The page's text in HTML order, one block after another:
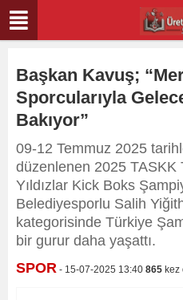
Başkan Kavuş;
Sporcularıyla
Bakıyor”
09-12 Temmuz 2025
düzenlenen 2025 TASKK
Yıldızlar Kick Boks
Belediyesporlu Salih
kategorisinde Türkiye
bir gurur daha yaşattı.
SPOR - 15-07-2025 13:40 865 kez